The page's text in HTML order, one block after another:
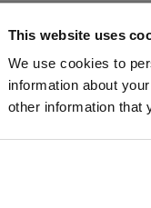
This website uses
We use cookies to
information about
other information that
oss godkänner